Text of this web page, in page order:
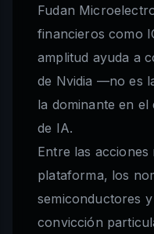
Fudan
financieros como
amplitud ayuda a
de Nvidia —no es
la dominante en
de IA.
Entre las acciones
plataforma, los
semiconductores
convicción